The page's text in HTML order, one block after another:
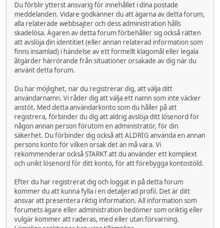
Du förblir ytterst ansvarig för innehållet i dina postade
meddelanden. Vidare godkänner du att ägarna av detta forum,
alla relaterade webbsajter och dess administration hålls
skadelösa. Ägaren av detta forum förbehåller sig också rätten
att avslöja din identitiet (eller annan relaterad information som
finns insamlad) i händelse av ett formellt klagomål eller legala
åtgärder härrörande från situationer orsakade av dig när du
använt detta forum.
Du har möjlighet, när du registrerar dig, att välja ditt
användarnamn. Vi råder dig att välja ett namn som inte väcker
anstöt. Med detta användarkonto som du håller på att
registrera, förbinder du dig att aldrig avslöja ditt lösenord för
någon annan person förutom en administratör, för din
säkerhet. Du förbinder dig också att ALDRIG använda en annan
persons konto för vilken orsak det än må vara. Vi
rekommenderar också STARKT att du använder ett komplext
och unikt lösenord för ditt konto, för att förebygga kontostöld.
Efter du har registrerat dig och loggat in på detta forum
kommer du att kunna fylla i en detaljerad profil. Det är ditt
ansvar att presentera riktig information. All information som
forumets ägare eller administration bedömer som oriktig eller
vulgär kommer att raderas, med eller utan förvarning.